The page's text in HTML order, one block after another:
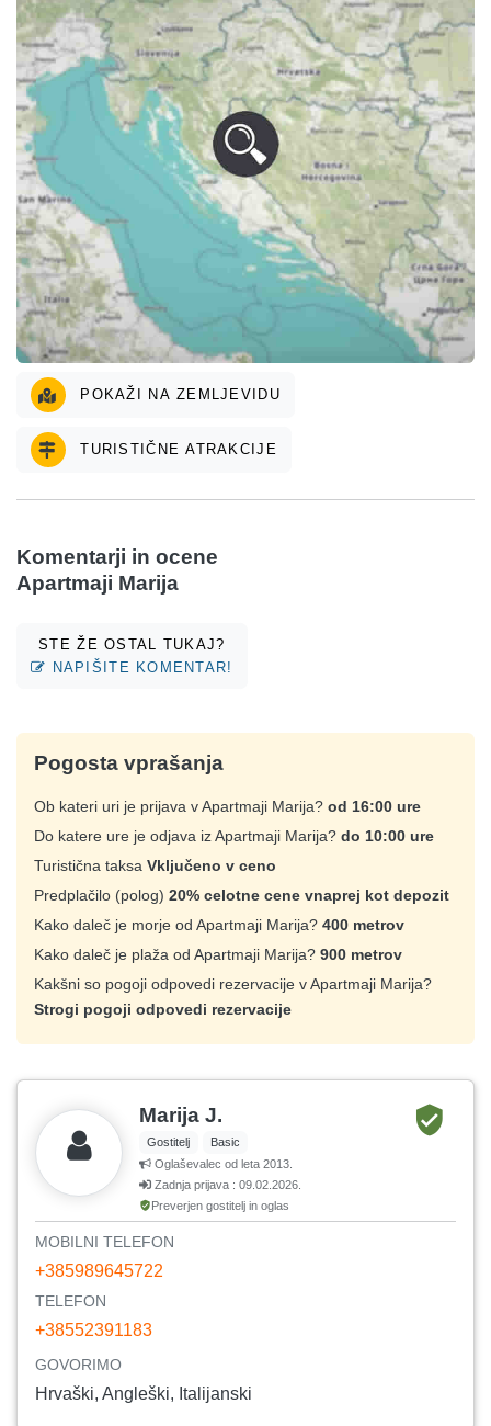
POKAŽI NA ZEMLJEVIDU
TURISTIČNE ATRAKCIJE
Komentarji in ocene
Apartmaji Marija
STE ŽE OSTAL TUKAJ?
NAPIŠITE KOMENTAR!
Pogosta vprašanja
Ob kateri uri je prijava v Apartmaji Marija? od 16:00 ure
Do katere ure je odjava iz Apartmaji Marija? do 10:00 ure
Turistična taksa Vključeno v ceno
Predplačilo (polog) 20% celotne cene vnaprej kot depozit
Kako daleč je morje od Apartmaji Marija? 400 metrov
Kako daleč je plaža od Apartmaji Marija? 900 metrov
Kakšni so pogoji odpovedi rezervacije v Apartmaji Marija?
Strogi pogoji odpovedi rezervacije
Marija J.
Gostitelj
Basic
Oglaševalec od leta 2013.
Zadnja prijava : 09.02.2026.
Preverjen gostitelj in oglas
MOBILNI TELEFON
+385989645722
TELEFON
+38552391183
GOVORIMO
Hrvaški, Angleški, Italijanski